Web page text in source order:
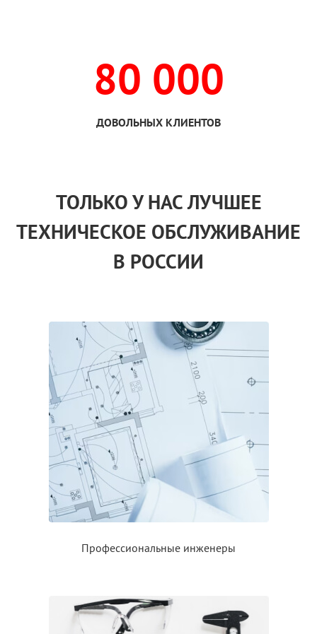
80 000
ДОВОЛЬНЫХ КЛИЕНТОВ
ТОЛЬКОУ НАСЛУЧШЕЕ
ТЕХНИЧЕСКОЕ ОБСЛУЖИВАНИЕ
В РОССИИ
Профессиональные инженеры